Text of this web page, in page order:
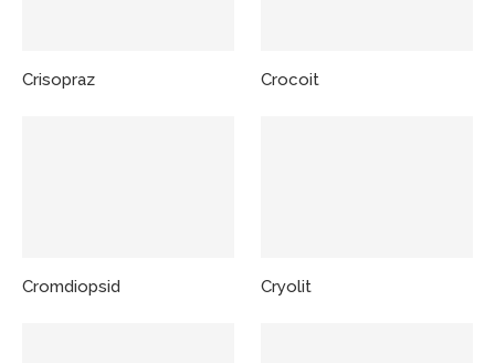
Crisopraz Crocoit
Cromdiopsid Cryolit